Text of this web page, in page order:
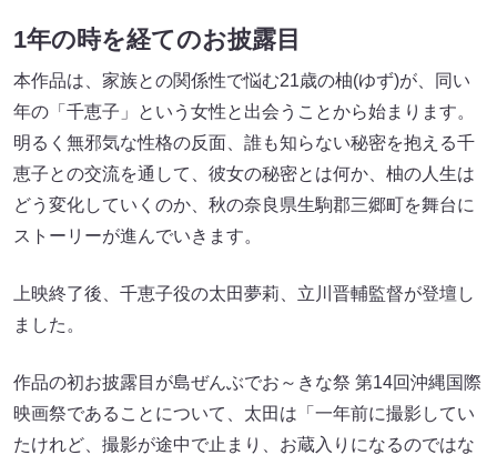
1年の時を経てのお披露目
本作品は、家族との関係性で悩む21歳の柚(ゆず)が、同い
年の「千恵子」という女性と出会うことから始まります。
明るく無邪気な性格の反面、誰も知らない秘密を抱える千
恵子との交流を通して、彼女の秘密とは何か、柚の人生は
どう変化していくのか、秋の奈良県生駒郡三郷町を舞台に
ストーリーが進んでいきます。
上映終了後、千恵子役の太田夢莉、立川晋輔監督が登壇し
ました。
作品の初お披露目が島ぜんぶでお～きな祭 第14回沖縄国際
映画祭であることについて、太田は「一年前に撮影してい
たけれど、撮影が途中で止まり、お蔵入りになるのではな